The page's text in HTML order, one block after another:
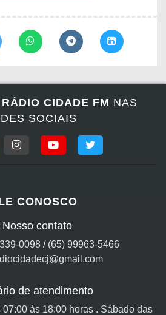
RÁDIO CIDADE FM NAS
SOCIAIS
CONOSCO
Nosso contato
0098/ (65) 99963-5466
de atendimento
às 18:00 horas . Sábado das